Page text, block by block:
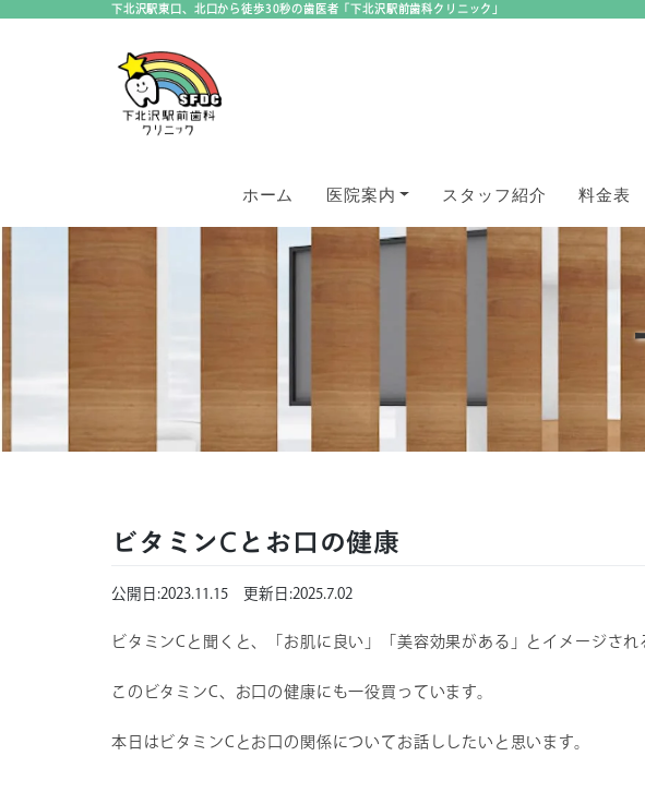
下北沢駅東口、北口から徒歩30秒の歯医者「下北沢駅前歯科クリニック」
ホーム 医院案内 スタッフ紹介 料金表
ビタミンCとお口の健康
公開日:2023.11.15 更新日:2025.7.02
ビタミンCと聞くと、「お肌に良い」「美容効果がある」とイメージされ
このビタミンC、お口の健康にも一役買っています。
本日はビタミンCとお口の関係についてお話ししたいと思います。